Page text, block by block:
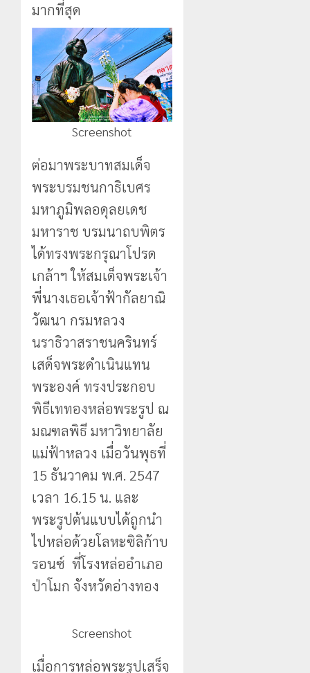
มากที่สุด
Screenshot
ต่อมาพระบาทสมเด็จ
พระบรมชนกาธิเบศร
มหาภูมิพลอดุลยเดช
มหาราช บรมนาถบพิตร
ได้ทรงพระกรุณาโปรด
เกล้าฯ ให้สมเด็จพระเจ้า
พี่นางเธอเจ้าฟ้ากัลยาณิ
วัฒนา กรมหลวง
นราธิวาสราชนครินทร์
เสด็จพระดำเนินแทน
พระองค์ ทรงประกอบ
พิธีเททองหล่อพระรูป ณ
มณฑลพิธี มหาวิทยาลัย
แม่ฟ้าหลวง เมื่อวันพุธที่
15 ธันวาคม พ.ศ. 2547
เวลา 16.15 น. และ
พระรูปต้นแบบได้ถูกนำ
ไปหล่อด้วยโลหะซิลิก้าบ
รอนซ์ ที่โรงหล่ออำเภอ
ป่าโมก จังหวัดอ่างทอง
Screenshot
เมื่อการหล่อพระรูปเสร็จ